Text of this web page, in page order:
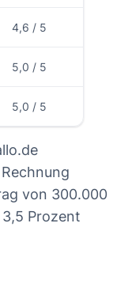
4,6 / 5
5,0 / 5
5,0 / 5
von 300.000
Prozent